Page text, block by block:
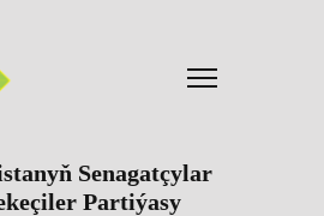
Senagatçylar
Partiýasy